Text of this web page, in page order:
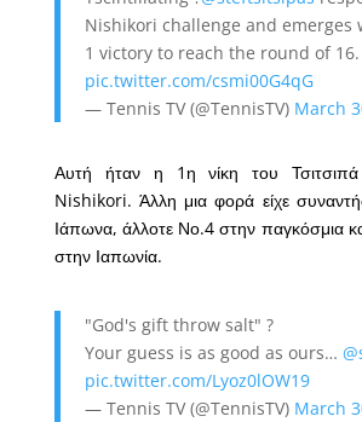
Nishikori challenge and emerges
1 victory to reach the round of 16.
pic.twitter.com/csmi00G4qG
— Tennis TV (@TennisTV) March
Αυτή ήταν η 1η νίκη του Τσιτσιπά
Nishikori. Άλλη μια φορά είχε
Ιάπωνα, άλλοτε Νο.4 στην παγκόσμια
στην Ιαπωνία.
"God's gift throw salt" ?
Your guess is as good as ours…
pic.twitter.com/Lyoz0lOW19
— Tennis TV (@TennisTV) March